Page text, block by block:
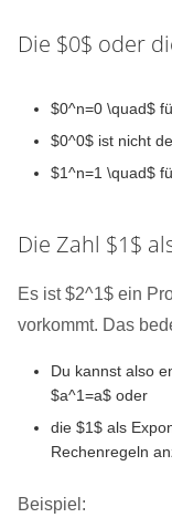
Die $0$ oder
$0^n=0 \quad$
$0^0$ ist nicht
$1^n=1 \quad$
Die Zahl $1$
Es ist $2^1$ ein
vorkommt. Das
Du kannst also
$a^1=a$ oder
die $1$ als
Rechenregeln
Beispiel: